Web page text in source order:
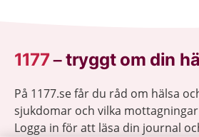
1177–tryggt om din
På 1177.se får du råd om hälsa
sjukdomar och vilka
Logga in för att läsa din journal